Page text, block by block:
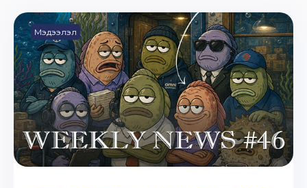
Мэдээлэл